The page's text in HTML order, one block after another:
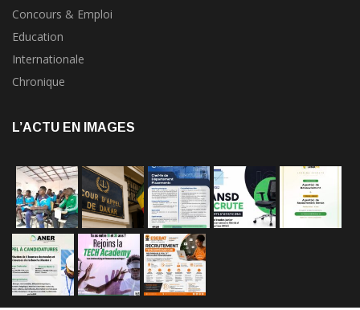
Concours & Emploi
Education
Internationale
Chronique
L’ACTU EN IMAGES